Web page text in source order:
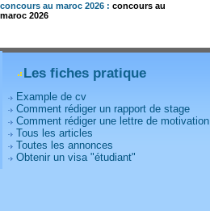
concours au maroc 2026 : concours au
maroc 2026
Les fiches pratique
Example de cv
Comment rédiger un rapport de stage
Comment rédiger une lettre de motivation
Tous les articles
Toutes les annonces
Obtenir un visa "étudiant"